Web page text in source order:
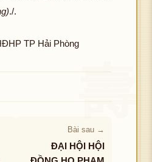
./.
TP Hải Phòng
Bài sau →
ĐẠI HỘI HỘI